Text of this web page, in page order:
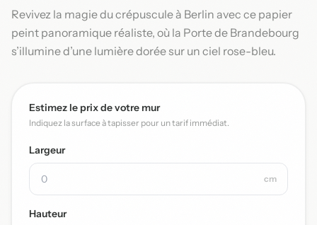
Revivez la magie du crépuscule à Berlin avec ce papier
peint panoramique réaliste, où la Porte de Brandebourg
s’illumine d’une lumière dorée sur un ciel rose-bleu.
Estimez le prix de votre mur
Indiquez la surface à tapisser pour un tarif immédiat.
Largeur
cm
Hauteur